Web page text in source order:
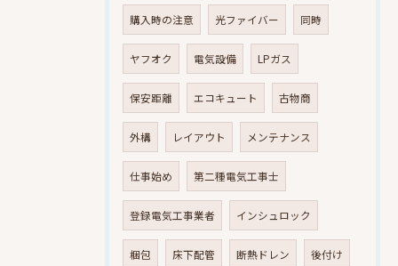
購入時の注意 光ファイバー 同時
ヤフオク 電気設備 LPガス
保安距離 エコキュート 古物商
外構 レイアウト メンテナンス
仕事始め 第二種電気工事士
登録電気工事業者 インシュロック
梱包 床下配管 断熱ドレン 後付け